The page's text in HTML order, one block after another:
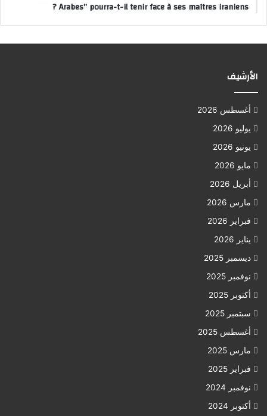
Arabes” pourra-t-il tenir face à ses maîtres iraniens ?
الأرشيف
أغسطس 2026
يوليو 2026
يونيو 2026
مايو 2026
أبريل 2026
مارس 2026
فبراير 2026
يناير 2026
ديسمبر 2025
نوفمبر 2025
أكتوبر 2025
سبتمبر 2025
أغسطس 2025
مارس 2025
فبراير 2025
نوفمبر 2024
أكتوبر 2024